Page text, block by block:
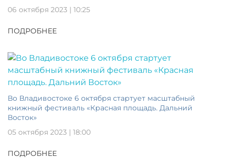
06 октября 2023 | 10:25
ПОДРОБНЕЕ
Во Владивостоке 6 октября стартует масштабный
книжный фестиваль «Красная площадь. Дальний
Восток»
05 октября 2023 | 18:00
ПОДРОБНЕЕ